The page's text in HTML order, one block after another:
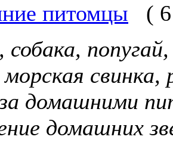
питомцы
(
домашними
домашних